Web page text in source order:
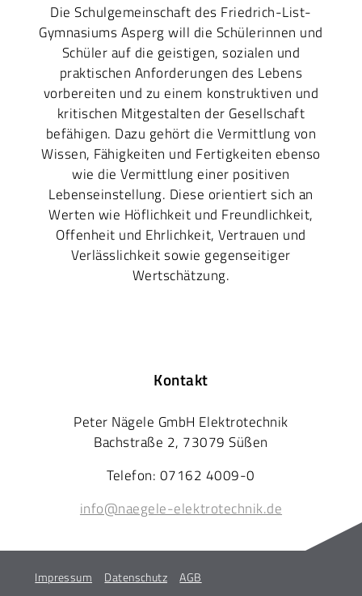
Die Schulgemeinschaft des Friedrich-List-
Gymnasiums Asperg will die Schülerinnen und
Schüler auf die geistigen, sozialen und
praktischen Anforderungen des Lebens
vorbereiten und zu einem konstruktiven und
kritischen Mitgestalten der Gesellschaft
befähigen. Dazu gehört die Vermittlung von
Wissen, Fähigkeiten und Fertigkeiten ebenso
wie die Vermittlung einer positiven
Lebenseinstellung. Diese orientiert sich an
Werten wie Höflichkeit und Freundlichkeit,
Offenheit und Ehrlichkeit, Vertrauen und
Verlässlichkeit sowie gegenseitiger
Wertschätzung.
Kontakt
Peter Nägele GmbH Elektrotechnik
Bachstraße 2, 73079 Süßen
Telefon: 07162 4009-0
info@naegele-elektrotechnik.de
Impressum Datenschutz AGB